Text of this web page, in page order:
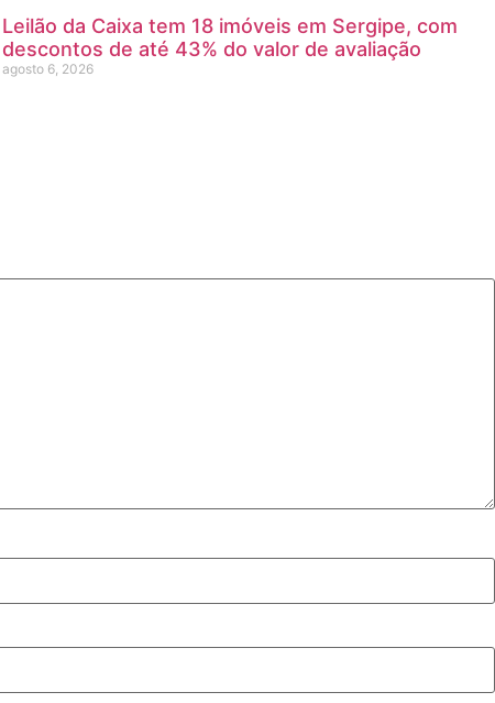
Leilão da Caixa tem 18 imóveis em Sergipe, com
descontos de até 43% do valor de avaliação
agosto 6, 2026